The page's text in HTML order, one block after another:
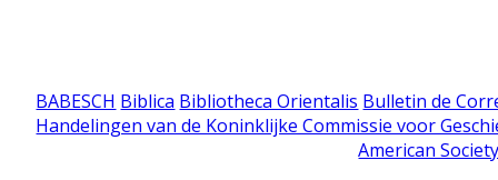
BABESCH Biblica Bibliotheca Orientalis Bulletin de
Handelingen van de Koninklijke Commissie voor
American